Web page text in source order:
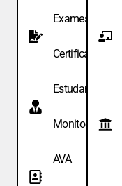
Exames de
Certificação
Estudante
Monitor
AVA